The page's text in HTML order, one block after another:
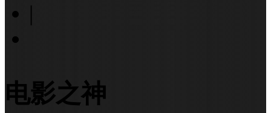
|
电影之神